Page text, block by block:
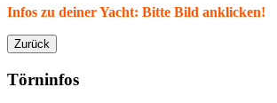
Infos zu deiner Yacht: Bitte Bild anklicken!
Zurück
Törninfos